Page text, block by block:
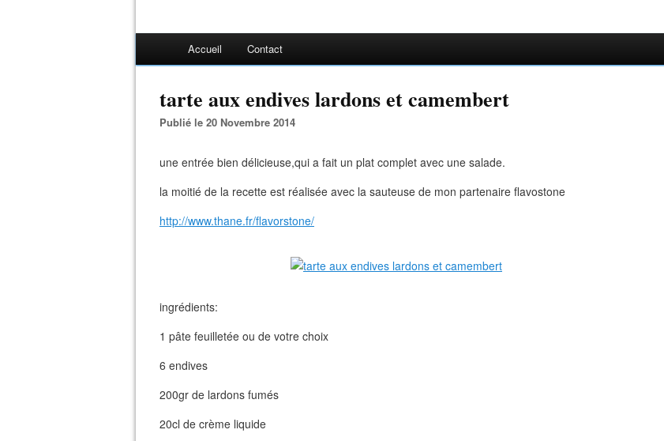
Accueil Contact
tarte aux endives lardons et camembert
Publié le 20 Novembre 2014
une entrée bien délicieuse,qui a fait un plat complet avec une salade.
la moitié de la recette est réalisée avec la sauteuse de mon partenaire flavostone
http://www.thane.fr/flavorstone/
ingrédients:
1 pâte feuilletée ou de votre choix
6 endives
200gr de lardons fumés
20cl de crème liquide